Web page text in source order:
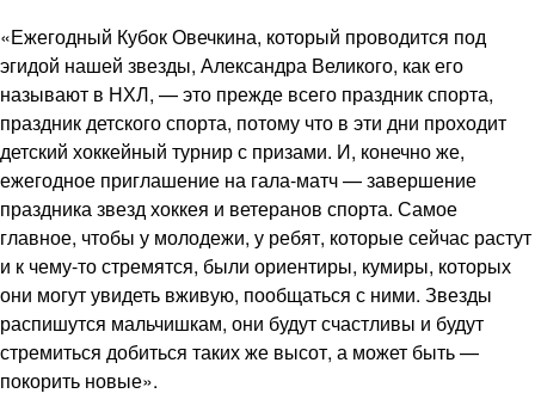
«Ежегодный Кубок Овечкина, который проводится под
эгидой нашей звезды, Александра Великого, как его
называют в НХЛ, — это прежде всего праздник спорта,
праздник детского спорта, потому что в эти дни проходит
детский хоккейный турнир с призами. И, конечно же,
ежегодное приглашение на гала-матч — завершение
праздника звезд хоккея и ветеранов спорта. Самое
главное, чтобы у молодежи, у ребят, которые сейчас растут
и к чему-то стремятся, были ориентиры, кумиры, которых
они могут увидеть вживую, пообщаться с ними. Звезды
распишутся мальчишкам, они будут счастливы и будут
стремиться добиться таких же высот, а может быть —
покорить новые».